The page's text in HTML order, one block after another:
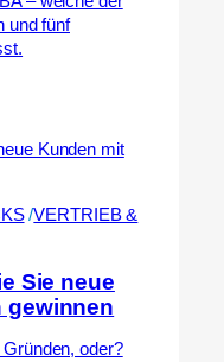
und fünf
/VERTRIEB &
Sie neue
gewinnen
oder?